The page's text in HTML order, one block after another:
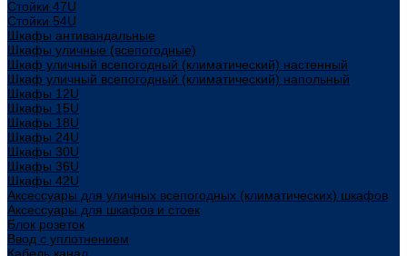
Стойки 47U
Стойки 54U
Шкафы антивандальные
Шкафы уличные (всепогодные)
Шкаф уличный всепогодный (климатический) настенный
Шкаф уличный всепогодный (климатический) напольный
Шкафы 12U
Шкафы 15U
Шкафы 18U
Шкафы 24U
Шкафы 30U
Шкафы 36U
Шкафы 42U
Аксессуары для уличных всепогодных (климатических) шкафов
Аксессуары для шкафов и стоек
Блок розеток
Ввод с уплотнением